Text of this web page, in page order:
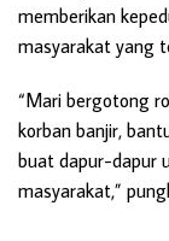
memberikan
masyarakat yang
“Mari bergotong
korban banjir,
buat dapur-dapur
masyarakat,”